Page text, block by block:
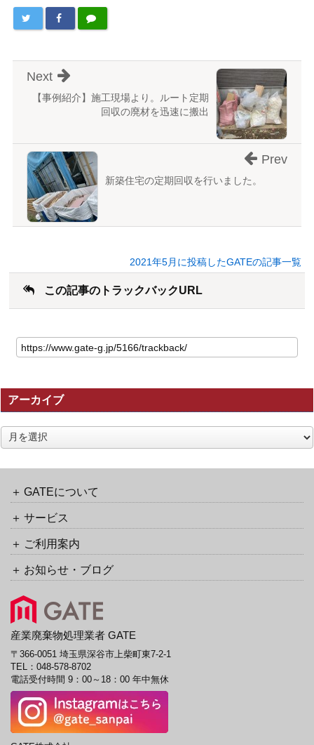
【事例紹介】施工現場より。ルート定期
回収の廃材を迅速に搬出
Next
新築住宅の定期回収を行いました。
Prev
2021年5月に投稿したGATEの記事一覧
この記事のトラックバックURL
の
記
の
ト
ラ
ッ
ク
ッ
URL
アーカイブ
ア
ー
GATEについて
サービス
ご利用案内
お知らせ・ブログ
産業廃棄物処理業者 GATE
〒366-0051 埼玉県深谷市上柴町東7-2-1
TEL： 048-578-8702
電話受付時間 9：00～18：00 年中無休